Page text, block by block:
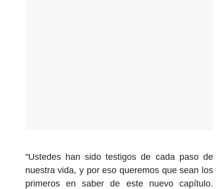
"Ustedes han sido testigos de cada paso de
nuestra vida, y por eso queremos que sean los
primeros en saber de este nuevo capítulo.